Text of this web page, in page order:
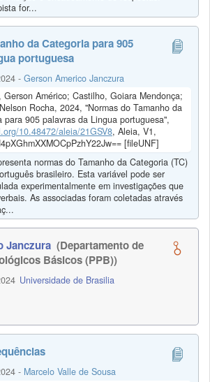
for...
da Categoria para 905
portuguesa
- Gerson Americo Janczura
Gerson Américo; Castilho, Goiara Mendonça;
Rocha, 2024, "Normas do Tamanho da
para 905 palavras da Lingua portuguesa",
10.48472/aleia/21GSV8, Aleia, V1,
[fileUNF]
normas do Tamanho da Categoria (TC)
brasileiro. Esta variável pode ser
experimentalmente em investigações que
As associadas foram coletadas através
Janczura (Departamento de
Básicos (PPB))
Universidade de Brasilia
- Marcelo Valle de Sousa